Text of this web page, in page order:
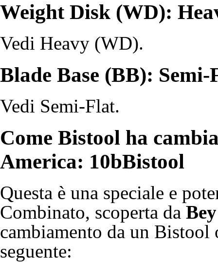
Weight Disk (WD):
Vedi Heavy (WD).
Blade Base (BB): Semi-
Vedi Semi-Flat.
Come Bistool ha
America: 10bBistool
Questa è una speciale e
Combinato, scoperta da
cambiamento da un
seguente: